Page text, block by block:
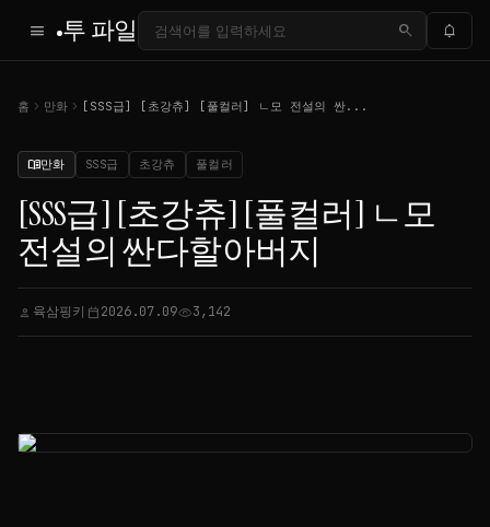
menu 투 파일 search notifications
홈 chevron_right 만화 chevron_right [SSS급] [초강츄] [풀컬러] ㄴ모 전설의 싼...
menu_book만화 SSS급 초강츄 풀컬러
[SSS급] [초강츄] [풀컬러] ㄴ모
전설의 싼다할아버지
person 육삼핑키 calendar_today2026.07.09visibility3,142